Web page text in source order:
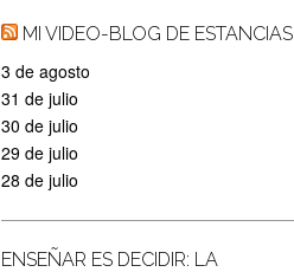
MI VIDEO-BLOG DE ESTANCIAS
3 de agosto
31 de julio
30 de julio
29 de julio
28 de julio
ENSEÑAR ES DECIDIR: LA